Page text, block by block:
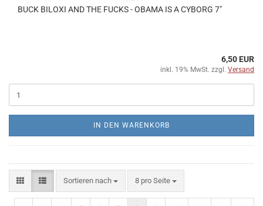
BUCK BILOXI AND THE FUCKS - OBAMA IS A CYBORG 7"
6,50 EUR
inkl. 19% MwSt. zzgl. Versand
IN DEN WARENKORB
Sortieren nach
Sortieren nach 8 pro Seite
pro Seite